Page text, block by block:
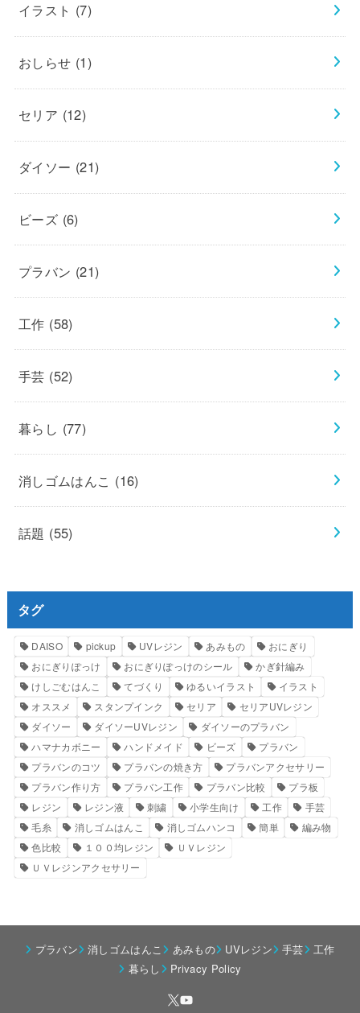
イラスト (7)
おしらせ (1)
セリア (12)
ダイソー (21)
ビーズ (6)
プラバン (21)
工作 (58)
手芸 (52)
暮らし (77)
消しゴムはんこ (16)
話題 (55)
タグ
DAISO pickup UVレジン あみもの
おにぎり
おにぎりぽっけ
おにぎりぽっけのシール
かぎ針編み
けしごむはんこ
てづくり ゆるいイラスト
イラスト
オススメ
スタンプインク セリア
セリアUVレジン
ダイソー
ダイソーUVレジン
ダイソーのプラバン
ハマナカボニー
ハンドメイド ビーズ
プラバン
プラバンのコツ
プラバンの焼き方
プラバンアクセサリー
プラバン作り方
プラバン工作 プラバン比較
プラ板
レジン
レジン液 刺繍 小学生向け 工作
手芸
毛糸
消しゴムはんこ 消しゴムハンコ 簡単
編み物
色比較
１００均レジン
ＵＶレジン
ＵＶレジンアクセサリー
プラバン 消しゴムはんこ あみもの UVレジン 手芸
工作
暮らし
Privacy Policy